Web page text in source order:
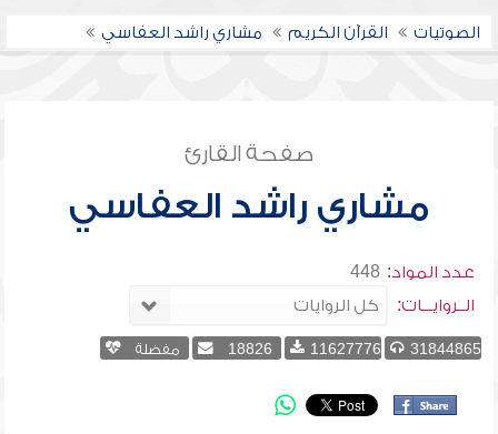
الصوتيات القرآن الكريم مشاري راشد العفاسي
صفحة القارئ
مشاري راشد العفاسي
عدد المواد: 448
الــروايـــات:
31844865
11627776
18826 مفضلة